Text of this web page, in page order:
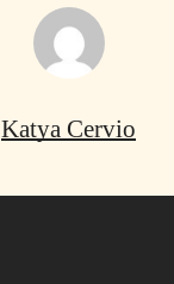
Katya Cervio